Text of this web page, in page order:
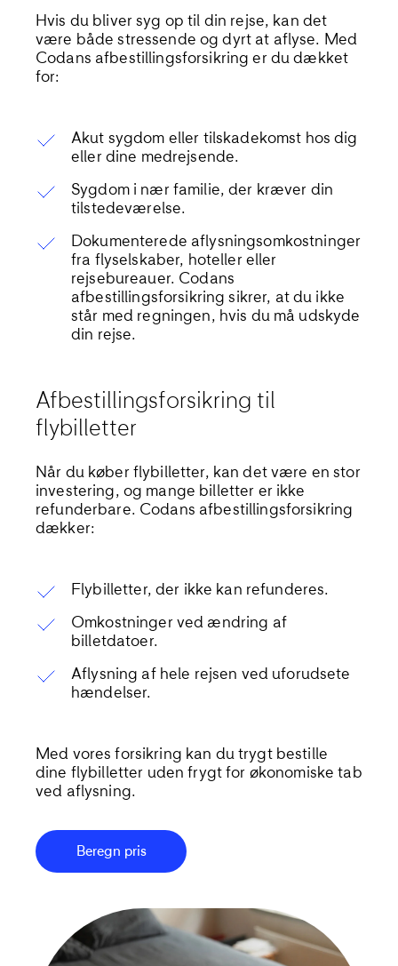
Hvis du bliver syg op til din rejse, kan det
være både stressende og dyrt at aflyse. Med
Codans afbestillingsforsikring er du dækket
for:
Akut sygdom eller tilskadekomst hos dig
eller dine medrejsende.
Sygdom i nær familie, der kræver din
tilstedeværelse.
Dokumenterede aflysningsomkostninger
fra flyselskaber, hoteller eller
rejsebureauer. Codans
afbestillingsforsikring sikrer, at du ikke
står med regningen, hvis du må udskyde
din rejse.
Afbestillingsforsikring til
flybilletter
Når du køber flybilletter, kan det være en stor
investering, og mange billetter er ikke
refunderbare. Codans afbestillingsforsikring
dækker:
Flybilletter, der ikke kan refunderes.
Omkostninger ved ændring af
billetdatoer.
Aflysning af hele rejsen ved uforudsete
hændelser.
Med vores forsikring kan du trygt bestille
dine flybilletter uden frygt for økonomiske tab
ved aflysning.
Beregn pris